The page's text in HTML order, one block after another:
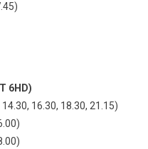
6HD)
16.30, 18.30, 21.15)